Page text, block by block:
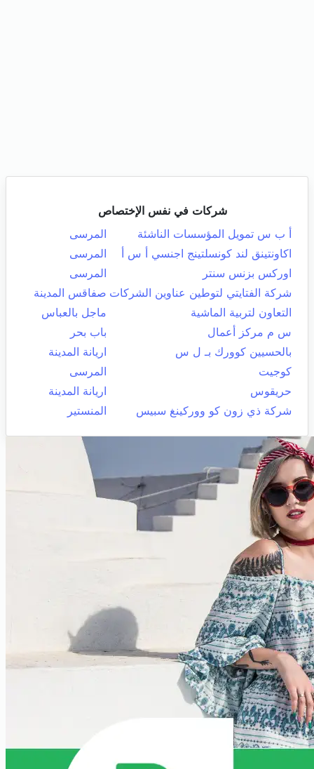
شركات في نفس الإختصاص
أ ب س تمويل المؤسسات الناشئة
المرسى
اكاونتينق لند كونسلتينج اجنسي أ س أ
المرسى
اوركس بزنس سنتر
المرسى
شركة الفتايتي لتوطين عناوين الشركات صفاقس المدينة
التعاون لتربية الماشية
ماجل بالعباس
س م مركز أعمال
باب بحر
بالحسيين كوورك بـ ل س
اريانة المدينة
كوجيت
المرسى
حريقوس
اريانة المدينة
شركة ذي زون كو ووركينغ سبيس
المنستير